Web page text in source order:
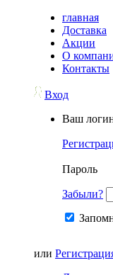
главная
Доставка
Акции
О
Контакты
Вход
Ваш
Пароль
Забыли?
или